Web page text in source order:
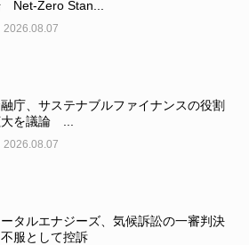
Net-Zero Stan...
2026.08.07
庁、サステナブルファイナンスの役割
を議論 ...
2026.08.07
ータルエナジーズ、気候訴訟の一審判決
服として控訴